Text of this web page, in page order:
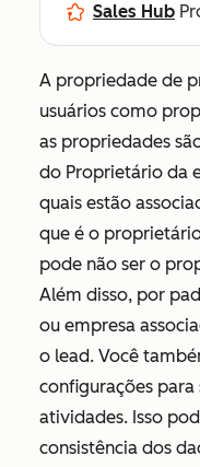
Sales Hub
A propriedade de
usuários como
as propriedades
do Proprietário da
quais estão
que é o
pode não ser o
Além disso, por
ou empresa
o lead. Você
configurações
atividades. Isso
consistência dos